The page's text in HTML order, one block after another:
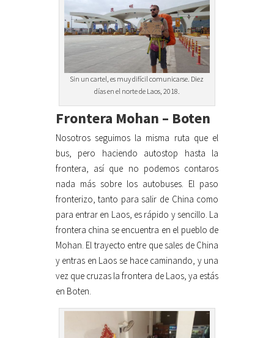
Sin un cartel, es muy difícil comunicarse. Diez
días en el norte de Laos, 2018.
Frontera Mohan – Boten
Nosotros seguimos la misma ruta que el
bus, pero haciendo autostop hasta la
frontera, así que no podemos contaros
nada más sobre los autobuses. El paso
fronterizo, tanto para salir de China como
para entrar en Laos, es rápido y sencillo. La
frontera china se encuentra en el pueblo de
Mohan. El trayecto entre que sales de China
y entras en Laos se hace caminando, y una
vez que cruzas la frontera de Laos, ya estás
en Boten.